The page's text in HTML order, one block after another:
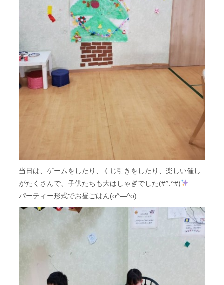
当日は、ゲームをしたり、くじ引きをしたり、楽しい催し
がたくさんで、子供たちも大はしゃぎでした(#^.^#)
パーティー形式でお昼ごはん(o^―^o)